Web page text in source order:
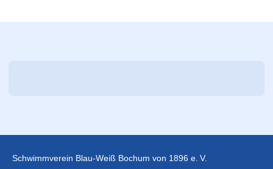
Schwimmverein Blau-Weiß Bochum von 1896 e. V.